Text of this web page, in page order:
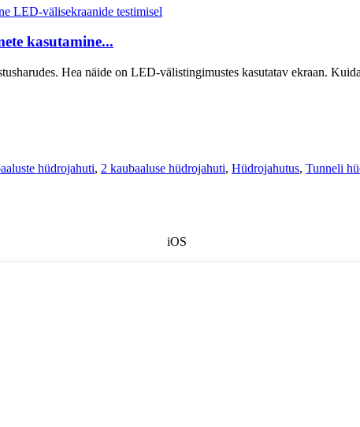
kasutamine...
Hea näide on LED-välistingimustes kasutatav ekraan.
hüdrojahuti, 2 kaubaaluse hüdrojahuti, Hüdrojahutus, Tunneli
iOS